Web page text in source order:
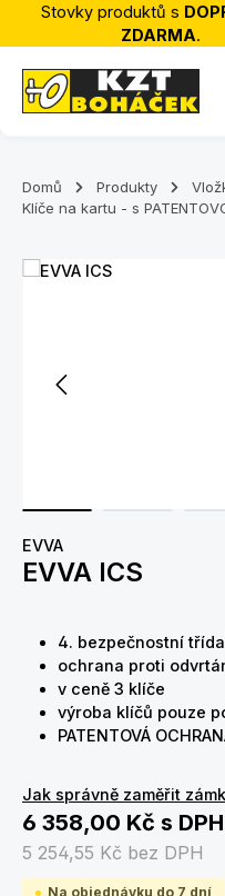
Přejít na hlavní obsah
Stovky produktů s
ZDARMA.
Domů Produkty
Klíče na kartu - s
Přeskočit galerii obrázků
EVVA
EVVA ICS
4. bezpečnostní třída
ochrana proti
v ceně 3 klíče
výroba klíčů pouze
PATENTOVÁ
Jak správně zaměřit
6 358,00 Kč s DPH
5 254,55 Kč bez DPH
Na objednávku do 7 dní